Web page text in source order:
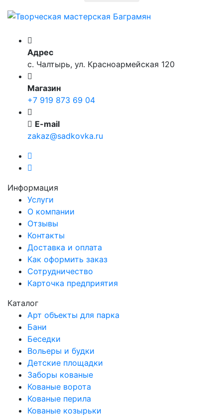
Адрес
с. Чалтырь, ул. Красноармейская 120
Магазин
+7 919 873 69 04
E-mail
zakaz@sadkovka.ru
Информация
Услуги
О компании
Отзывы
Контакты
Доставка и оплата
Как оформить заказ
Сотрудничество
Карточка предприятия
Каталог
Арт объекты для парка
Бани
Беседки
Вольеры и будки
Детские площадки
Заборы кованые
Кованые ворота
Кованые перила
Кованые козырьки